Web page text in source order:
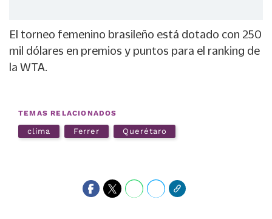
El torneo femenino brasileño está dotado con 250
mil dólares en premios y puntos para el ranking de
la WTA.
TEMAS RELACIONADOS
clima Ferrer Querétaro